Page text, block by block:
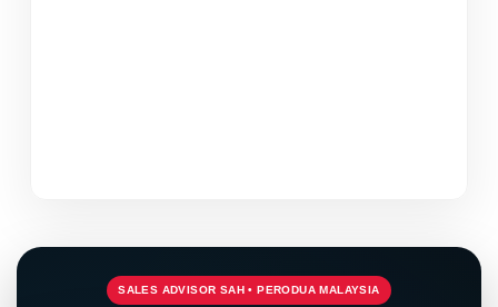
SALES ADVISOR SAH • PERODUA MALAYSIA